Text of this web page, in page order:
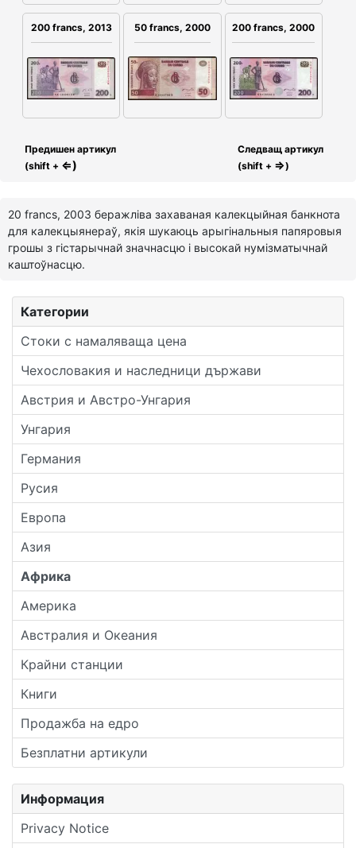
Категории
Стоки с намаляваща цена
Чехословакия и наследници държави
Австрия и Австро-Унгария
Унгария
Германия
Русия
Европа
Азия
Африка
Америка
Австралия и Океания
Крайни станции
Книги
Продажба на едро
Безплатни артикули
Информация
Privacy Notice
200 francs, 2013 50 francs, 2000 200 francs, 2000
Предишен артикул
(shift + ⇐)
Следващ артикул
(shift + ⇒)
20 francs, 2003 беражліва захаваная калекцыйная банкнота
для калекцыянераў, якія шукаюць арыгінальныя папяровыя
грошы з гістарычнай значнасцю і высокай нумізматычнай
каштоўнасцю.